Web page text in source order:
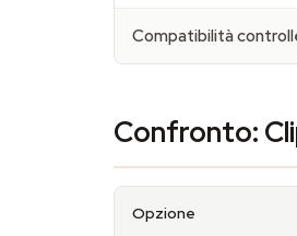
Compatibilità
Confronto:
Opzione